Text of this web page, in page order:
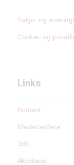
Salgs- og
Cookie- og
Links
Kontakt
Medarbejdere
Job
Aktiviteter